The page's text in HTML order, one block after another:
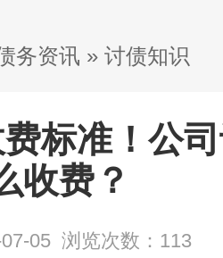
务资讯 » 讨债知识
标准！公
收费？
05 浏览次数： 113